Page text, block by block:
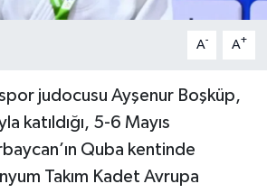
A- A+
judocusu Ayşenur Boşküp,
katıldığı, 5-6 Mayıs
Quba kentinde
Takım Kadet Avrupa